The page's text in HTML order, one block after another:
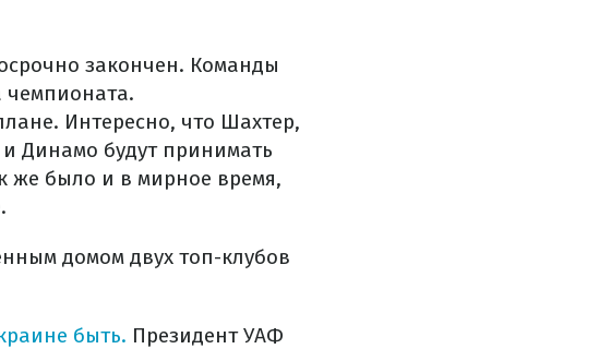
закончен. Команды
чемпионата.
Интересно, что Шахтер,
Динамо будут принимать
же было и в мирное время,
домом двух топ-клубов
быть. Президент УАФ